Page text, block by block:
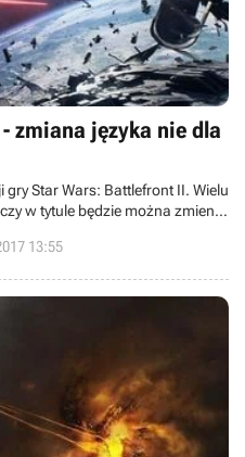
zmiana języka nie dla
Star Wars: Battlefront II. Wielu
w tytule będzie można zmienić
oddziału Electronic Arts jak
13:55